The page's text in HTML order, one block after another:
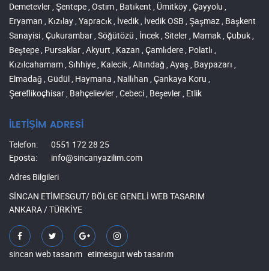
Demetevler , Şentepe , Ostim , Batıkent , Ümitköy , Çayyolu ,
Eryaman , Kızılay , Yapracık , İvedik , İvedik OSB , Şaşmaz , Başkent
Sanayisi , Çukurambar , Söğütözü , İncek , Siteler , Mamak , Çubuk ,
Beştepe , Pursaklar , Akyurt , Kazan , Çamlıdere , Polatlı ,
Kızılcahamam , Sıhhiye , Kalecik , Altındağ , Ayaş , Baypazarı ,
Elmadağ , Güdül , Haymana , Nallıhan , Çankaya Koru ,
Şereflikoçhisar , Bahçelievler , Cebeci , Beşevler , Etlik
İLETİŞİM ADRESİ
Telefon:
0551 172 28 25
Eposta:
info@sincanyazilim.com
Adres Bilgileri
SİNCAN ETİMESGUT/ BÖLGE GENELİ WEB TASARIM
ANKARA / TÜRKİYE
sincan web tasarım etimesgut web tasarım